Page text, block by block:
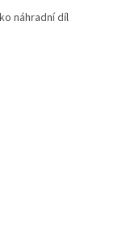
náhradní díl